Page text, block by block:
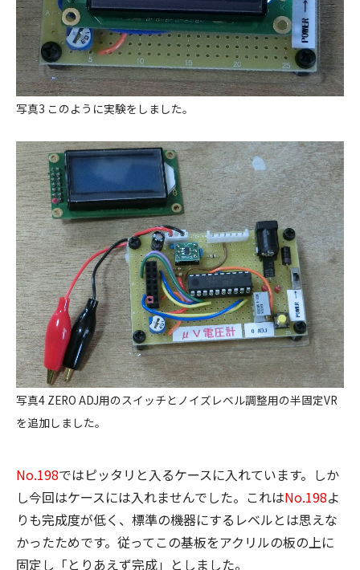
写真3 このように実験をしました。
写真4 ZERO ADJ用のスイッチとノイズレベル調整用の半固定VR
を追加しました。
No.198ではピッタリと入るケースに入れています。しか
し今回はケースには入れませんでした。これはNo.198よ
りも完成度が低く、標準の機器にするレベルとは思えな
かったためです。従ってこの基板をアクリルの板の上に
固定し「とりあえず完成」としました。